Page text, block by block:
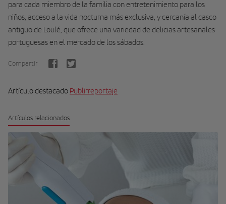
para cada miembro de la familia con entretenimiento para los
niños, acceso a la vida nocturna más exclusiva, y cercanía al casco
antiguo de Loulé, que ofrece una variedad de delicias artesanales
portuguesas en el mercado de los sábados.
Compartir
Artículo destacado Publirreportaje
Artículos relacionados